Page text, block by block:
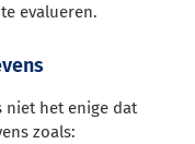
evalueren.
niet het enige dat
zoals: